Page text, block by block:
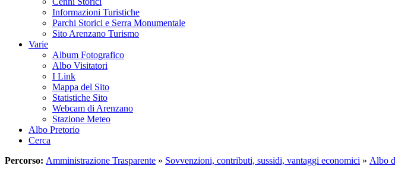
Informazioni Turistiche
Parchi Storici e Serra Monumentale
Sito Arenzano Turismo
Varie
Album Fotografico
Albo Visitatori
I Link
Mappa del Sito
Statistiche Sito
Webcam di Arenzano
Stazione Meteo
Albo Pretorio
Cerca
Percorso: Amministrazione Trasparente » Sovvenzioni, contributi, sussidi, vantaggi economici » Albo